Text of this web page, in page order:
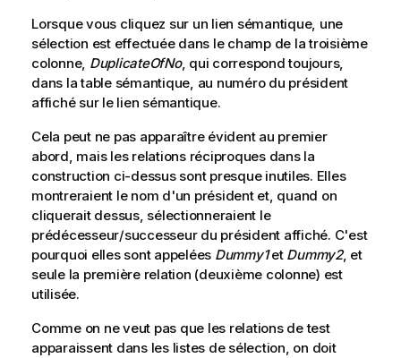
Lorsque vous cliquez sur un lien sémantique, une
sélection est effectuée dans le champ de la troisième
colonne, DuplicateOfNo, qui correspond toujours,
dans la table sémantique, au numéro du président
affiché sur le lien sémantique.
Cela peut ne pas apparaître évident au premier
abord, mais les relations réciproques dans la
construction ci-dessus sont presque inutiles. Elles
montreraient le nom d'un président et, quand on
cliquerait dessus, sélectionneraient le
prédécesseur/successeur du président affiché. C'est
pourquoi elles sont appelées Dummy1et Dummy2, et
seule la première relation (deuxième colonne) est
utilisée.
Comme on ne veut pas que les relations de test
apparaissent dans les listes de sélection, on doit